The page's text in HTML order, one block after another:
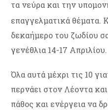
τα νεύρα και την
επαγγελματικά θέματα.
δεκαήμερο του ζωδίου
γενέθλια 14-17 Απριλίου.
Όλα αυτά μέχρι τις 10
περνάει στον Λέοντα
πάθος και ενέργεια να